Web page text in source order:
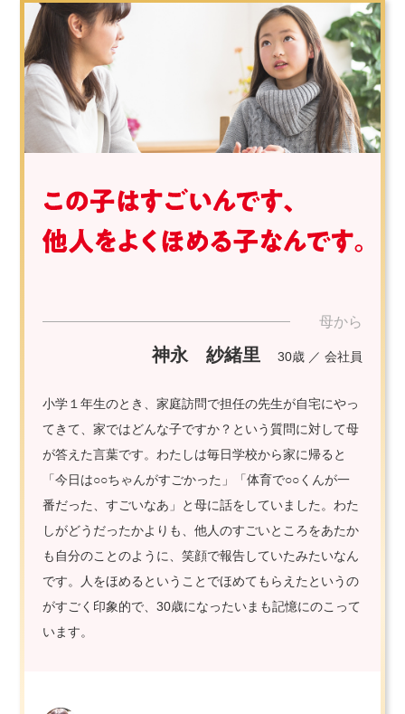
母から
神永 紗緒里 30歳 ／ 会社員
小学１年生のとき、家庭訪問で担任の先生が自宅にやっ
てきて、家ではどんな子ですか？という質問に対して母
が答えた言葉です。わたしは毎日学校から家に帰ると
「今日は○○ちゃんがすごかった」「体育で○○くんが一
番だった、すごいなあ」と母に話をしていました。わた
しがどうだったかよりも、他人のすごいところをあたか
も自分のことのように、笑顔で報告していたみたいなん
です。人をほめるということでほめてもらえたというの
がすごく印象的で、30歳になったいまも記憶にのこって
います。